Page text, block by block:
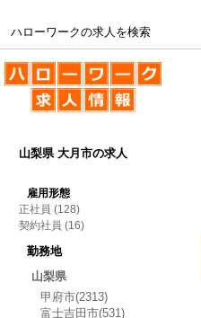
ハローワークの求人を検索
ハローワークの求人を検索
山梨県 大月市の求人
雇用形態
正社員 (128)
契約社員 (16)
勤務地
山梨県
甲府市(2313)
富士吉田市(531)